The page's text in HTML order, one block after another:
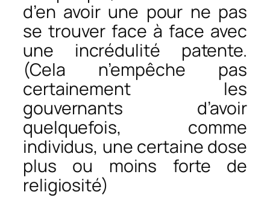
d’en avoir une pour ne pas
se trouver face à face avec
une incrédulité patente.
(Cela n’empêche pas
certainement les
gouvernants d’avoir
quelquefois, comme
individus, une certaine dose
plus ou moins forte de
religiosité)